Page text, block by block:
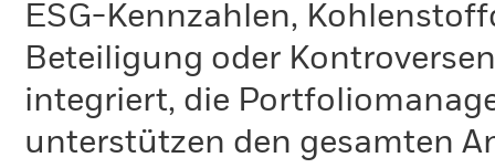
ESG-Kennzahlen,
Beteiligung oder
integriert, die
unterstützen den gesamten